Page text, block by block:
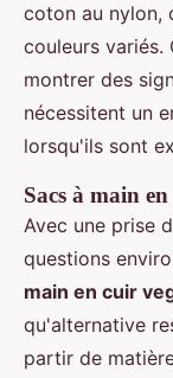
coton au nylon,
couleurs variés.
montrer des
nécessitent un
lorsqu'ils sont
Sacs à main
Avec une prise
questions
main en cuir
qu'alternative
partir de